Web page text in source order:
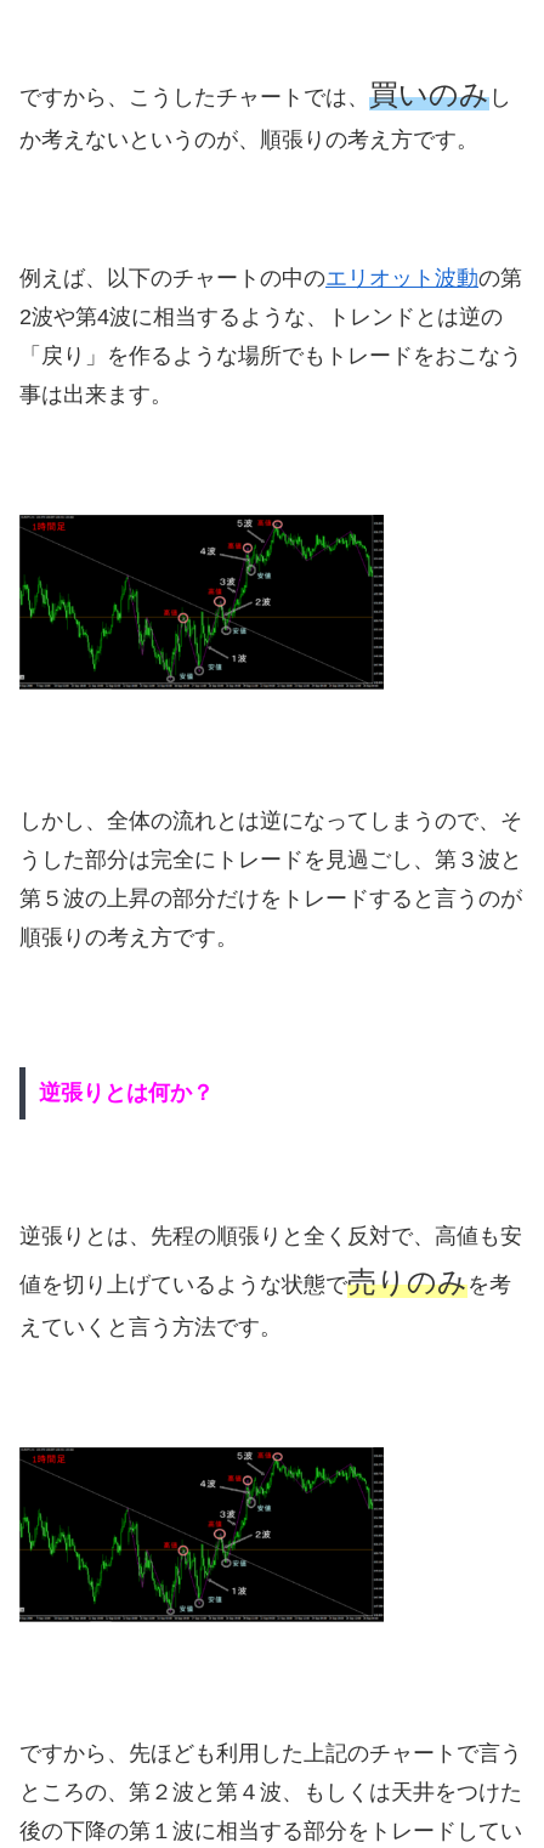
ですから、こうしたチャートでは、 買いのみ し
か考えないというのが、順張りの考え方です。
例えば、以下のチャートの中のエリオット波動の第
2波や第4波に相当するような、トレンドとは逆の
「戻り」を作るような場所でもトレードをおこなう
事は出来ます。
しかし、全体の流れとは逆になってしまうので、そ
うした部分は完全にトレードを見過ごし、第３波と
第５波の上昇の部分だけをトレードすると言うのが
順張りの考え方です。
逆張りとは何か？
逆張りとは、先程の順張りと全く反対で、高値も安
値を切り上げているような状態で売りのみを考
えていくと言う方法です。
ですから、先ほども利用した上記のチャートで言う
ところの、第２波と第４波、もしくは天井をつけた
後の下降の第１波に相当する部分をトレードしてい